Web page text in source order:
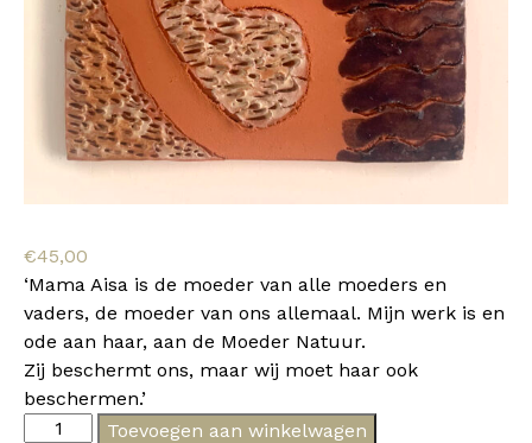
€45,00
‘Mama Aisa is de moeder van alle moeders en
vaders, de moeder van ons allemaal. Mijn werk is en
ode aan haar, aan de Moeder Natuur.
Zij beschermt ons, maar wij moet haar ook
beschermen.’
Maartje
Toevoegen aan winkelwagen